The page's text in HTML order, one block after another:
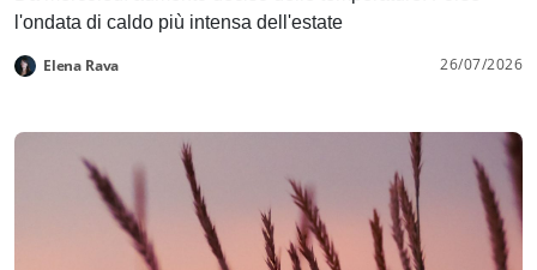
l'ondata di caldo più intensa dell'estate
Elena Rava 26/07/2026